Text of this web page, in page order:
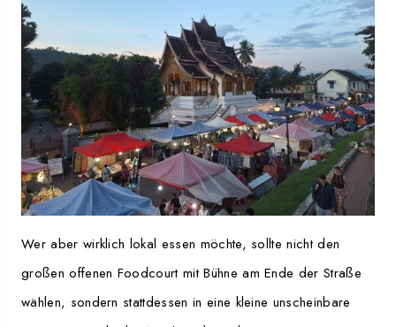
Wer aber wirklich lokal essen möchte, sollte nicht den
großen offenen Foodcourt mit Bühne am Ende der Straße
wählen, sondern stattdessen in eine kleine unscheinbare